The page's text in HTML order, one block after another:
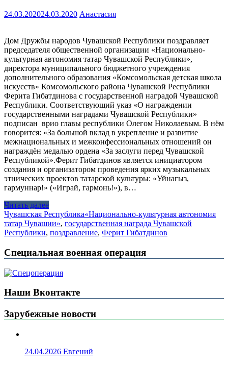
24.03.202024.03.2020 Анастасия
Дом Дружбы народов Чувашской Республики поздравляет
председателя общественной организации «Национально-
культурная автономия татар Чувашской Республики»,
директора муниципального бюджетного учреждения
дополнительного образования «Комсомольская детская школа
искусств» Комсомольского района Чувашской Республики
Ферита Гибатдинова с государственной наградой Чувашской
Республики. Соответствующий указ «О награждении
государственными наградами Чувашской Республики»
подписан врио главы республики Олегом Николаевым. В нём
говорится: «За большой вклад в укрепление и развитие
межнациональных и межконфессиональных отношений он
награждён медалью ордена «За заслуги перед Чувашской
Республикой».Ферит Гибатдинов является инициатором
создания и организатором проведения ярких музыкальных
этнических проектов татарской культуры: «Уйнагыз,
гармуннар!» («Играй, гармонь!»), в…
Читать далее
Чувашская Республика«Национально-культурная автономия
татар Чувашии», государственная награда Чувашской
Республики, поздравление, Ферит Гибатдинов
Специальная военная операция
Наши Вконтакте
Зарубежные новости
24.04.2026 Евгений